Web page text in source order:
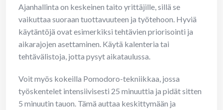
Ajanhallinta on keskeinen taito yrittäjille, sillä se
vaikuttaa suoraan tuottavuuteen ja työtehoon. Hyviä
käytäntöjä ovat esimerkiksi tehtävien priorisointi ja
aikarajojen asettaminen. Käytä kalenteria tai
tehtävälistoja, jotta pysyt aikataulussa.
Voit myös kokeilla Pomodoro-tekniikkaa, jossa
työskentelet intensiivisesti 25 minuuttia ja pidät sitten
5 minuutin tauon. Tämä auttaa keskittymään ja